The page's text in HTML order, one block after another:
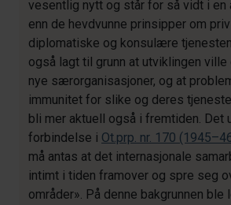
vesentlig nytt og står for så vidt i en
enn de hevdvunne prinsipper om
diplomatiske og konsulære
også lagt til grunn at utviklingen ville
nye særorganisasjoner, og at
immunitet for slike og deres
bli mer aktuell også i fremtiden. Det
forbindelse i Ot.prp. nr. 170
må antas at det internasjonale
intimt i tiden framover og spre seg
områder». På denne bakgrunnen